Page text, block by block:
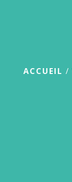
ACCUEIL /